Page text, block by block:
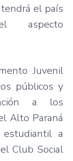
tendrá el país
aspecto
Juvenil
públicos y
a los
Alto Paraná
estudiantil a
Club Social